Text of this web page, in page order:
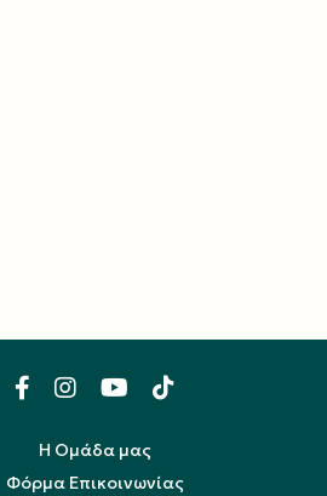
Η Ομάδα μας
Φόρμα Επικοινωνίας